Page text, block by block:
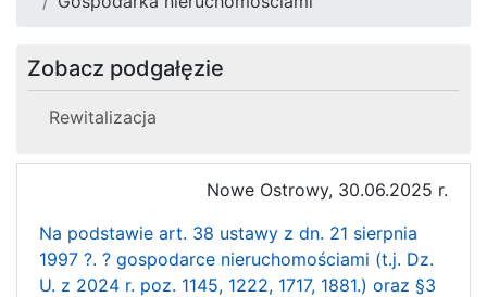
Zobacz podgałęzie
Rewitalizacja
Nowe Ostrowy, 30.06.2025 r.
Na podstawie art. 38 ustawy z dn. 21 sierpnia
1997 ?. ? gospodarce nieruchomościami (t.j. Dz.
U. z 2024 r. poz. 1145, 1222, 1717, 1881.) oraz §3